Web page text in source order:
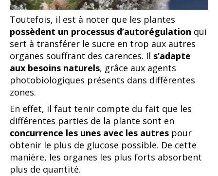
Toutefois, il est à noter que les plantes
possèdent un processus d’autorégulation qui
sert à transférer le sucre en trop aux autres
organes souffrant des carences. Il s’adapte
aux besoins naturels, grâce aux agents
photobiologiques présents dans différentes
zones.
En effet, il faut tenir compte du fait que les
différentes parties de la plante sont en
concurrence les unes avec les autres pour
obtenir le plus de glucose possible. De cette
manière, les organes les plus forts absorbent
plus de quantité.